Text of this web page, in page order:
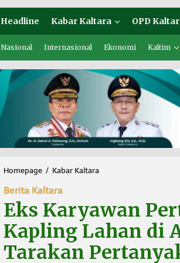
Headline Kabar Kaltara OPD
Nasional Internasional Ekonomi Kaltim
Homepage / Kabar Kaltara
a
y
a
w
Berita Kaltara
Eks Karyawan
Kapling Lahan di
Tarakan